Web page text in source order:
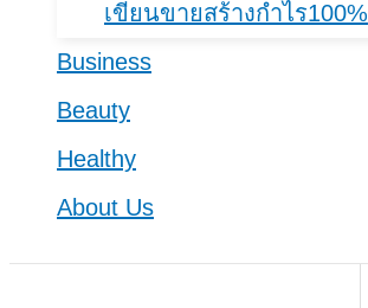
เขียนขายสร้างกำไร100%
Business
Beauty
Healthy
About Us